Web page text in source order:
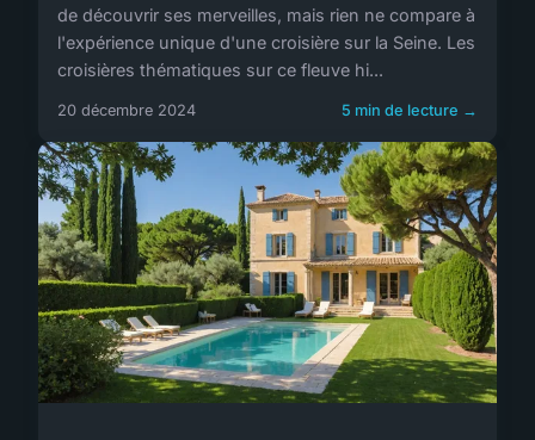
de découvrir ses merveilles, mais rien ne compare à
l'expérience unique d'une croisière sur la Seine. Les
croisières thématiques sur ce fleuve hi...
20 décembre 2024 5 min de lecture →